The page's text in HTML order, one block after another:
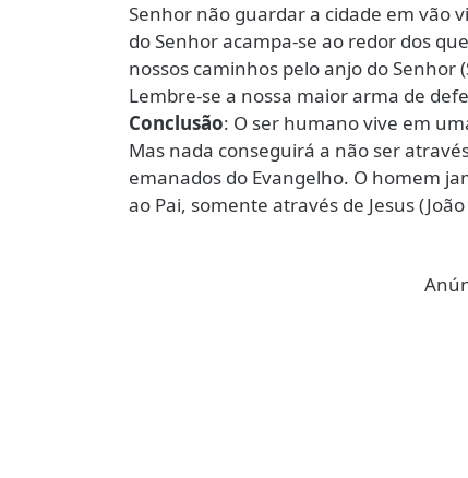
Senhor não guardar a cidade em vão
do Senhor acampa-se ao redor dos
nossos caminhos pelo anjo do Senhor
Lembre-se a nossa maior arma de
Conclusão: O ser humano vive em
Mas nada conseguirá a não ser
emanados do Evangelho. O homem
ao Pai, somente através de Jesus